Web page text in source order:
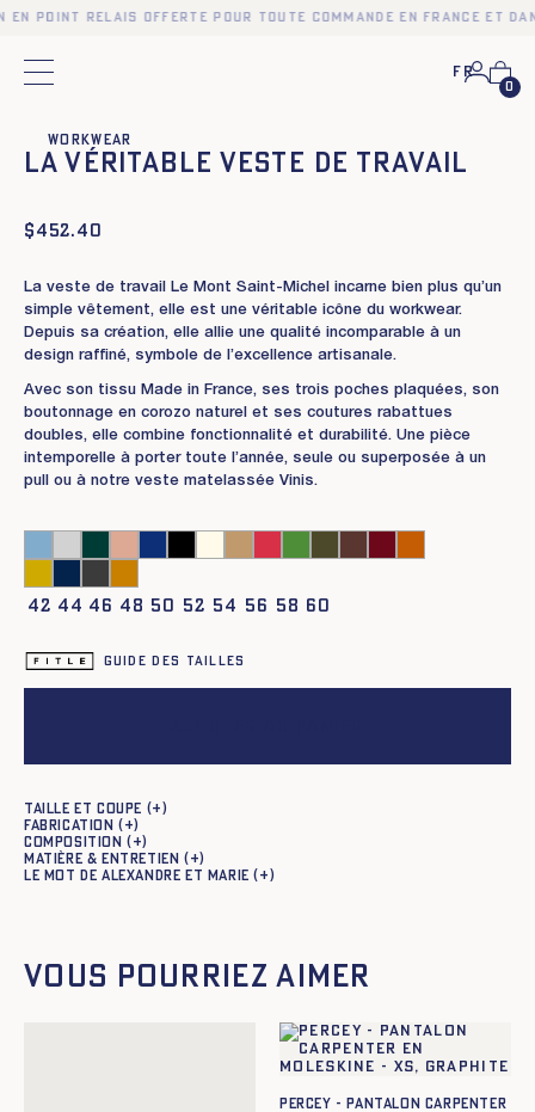
toute
Fr
0
Workwear
Voir le modèle femme
La Véritable Veste de Travail
$ 452.40
La veste de travail Le Mont Saint-Michel incarne bien plus qu’un
simple vêtement, elle est une véritable icône du workwear.
Depuis sa création, elle allie une qualité incomparable à un
design raffiné, symbole de l’excellence artisanale.
Avec son tissu Made in France, ses trois poches plaquées, son
boutonnage en corozo naturel et ses coutures rabattues
doubles, elle combine fonctionnalité et durabilité. Une pièce
intemporelle à porter toute l’année, seule ou superposée à un
pull ou à notre veste matelassée Vinis.
42 44 46 48 50 52 54 56 58 60
Guide des tailles
Taille et coupe
Fabrication
Composition
Matière & entretien
Le mot de Alexandre et Marie
Vous pourriez aimer
Percey - Pantalon carpenter